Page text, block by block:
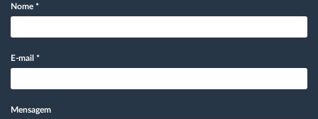
Nome *
E-mail *
Mensagem